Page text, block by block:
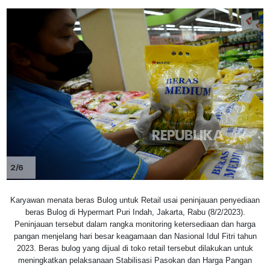
2/6
Karyawan menata beras Bulog untuk Retail usai peninjauan penyediaan
beras Bulog di Hypermart Puri Indah, Jakarta, Rabu (8/2/2023).
Peninjauan tersebut dalam rangka monitoring ketersediaan dan harga
pangan menjelang hari besar keagamaan dan Nasional Idul Fitri tahun
2023. Beras bulog yang dijual di toko retail tersebut dilakukan untuk
meningkatkan pelaksanaan Stabilisasi Pasokan dan Harga Pangan